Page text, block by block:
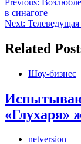
Навигация
по
в синагоге
Next:
Related
Шоу-бизнес
«Глухаря»
netversion